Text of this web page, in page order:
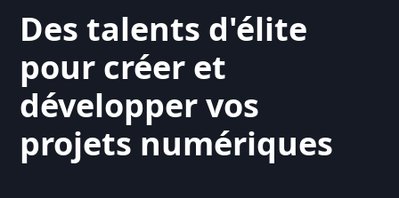
Des talents d'élite
pour créer et
développer vos
projets numériques